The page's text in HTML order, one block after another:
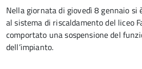
Nella giornata di giovedì 8 gennaio
al sistema di riscaldamento del liceo
comportato una sospensione del
dell’impianto.